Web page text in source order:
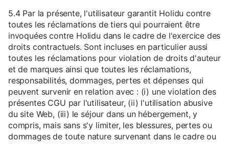
5.4 Par la présente, l'utilisateur garantit Holidu contre
toutes les réclamations de tiers qui pourraient être
invoquées contre Holidu dans le cadre de l'exercice des
droits contractuels. Sont incluses en particulier aussi
toutes les réclamations pour violation de droits d'auteur
et de marques ainsi que toutes les réclamations,
responsabilités, dommages, pertes et dépenses qui
peuvent survenir en relation avec : (i) une violation des
présentes CGU par l'utilisateur, (ii) l'utilisation abusive
du site Web, (iii) le séjour dans un hébergement, y
compris, mais sans s'y limiter, les blessures, pertes ou
dommages de toute nature survenant dans le cadre ou